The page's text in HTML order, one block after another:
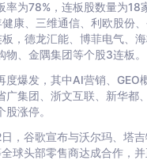
率为78%，连板股数量为18
康、三维通信、利欧股份
，德龙汇能、博菲电气、海
物、金隅集团等个股3连板。
度爆发，其中AI营销、GEO
广集团、浙文互联、新华都
涨停。
，谷歌宣布与沃尔玛、塔吉
球头部零售商达成合作，